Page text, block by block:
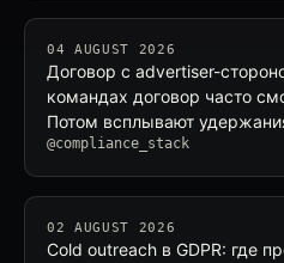
04 AUGUST 2026
Договор с advertiser-
командах договор часто
Потом всплывают
@compliance_stack
02 AUGUST 2026
Cold outreach в GDPR: где